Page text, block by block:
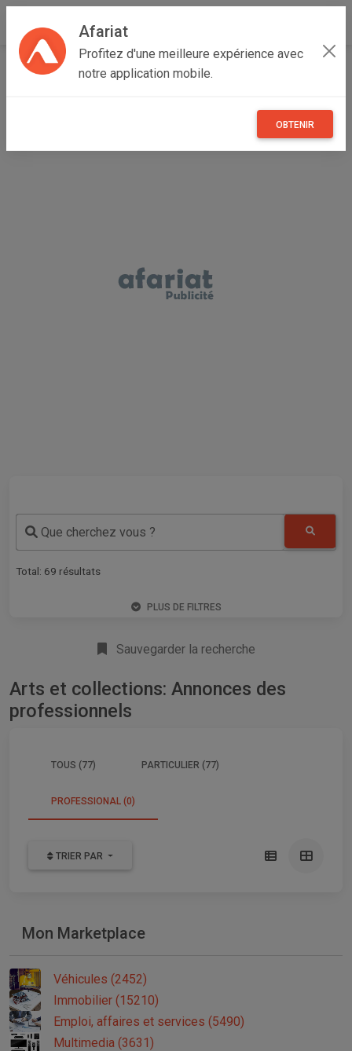
Afariat
Profitez d'une meilleure expérience avec
notre application mobile.
OBTENIR
Accueil Recherche Professionnel
Que cherchez vous ?
Total: 69 résultats
PLUS DE FILTRES
Sauvegarder la recherche
Arts et collections: Annonces des
professionnels
TOUS (77) PARTICULIER (77)
PROFESSIONAL (0)
TRIER PAR
Mon Marketplace
Véhicules (2452)
Immobilier (15210)
Emploi, affaires et services (5490)
Multimedia (3631)